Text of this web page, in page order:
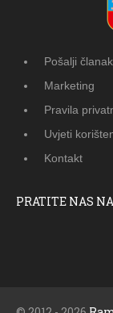
Pošalji članak
Marketing
Pravila
Uvjeti
Kontakt
PRATITE NAS